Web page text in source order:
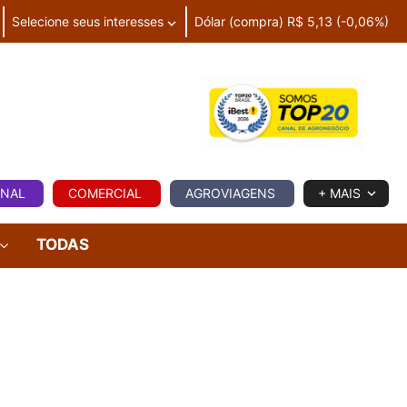
Selecione seus interesses Dólar (compra) R$ 5,13 (-0,06%)
COMERCIAL AGROVIAGENS + MAIS
TODAS